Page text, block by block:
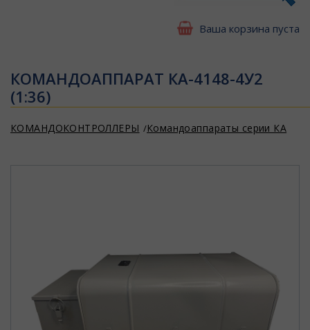
Ваша корзина пуста
КОМАНДОАППАРАТ КА-4148-4У2
(1:36)
КОМАНДОКОНТРОЛЛЕРЫ Командоаппараты серии КА